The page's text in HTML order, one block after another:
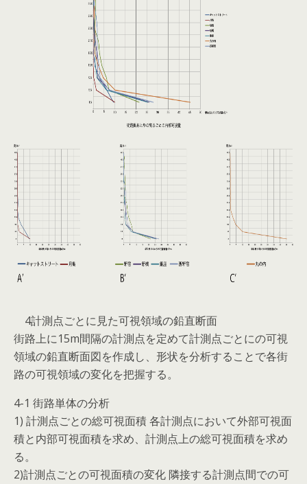
4計測点ごとに見た可視領域の鉛直断面
街路上に15m間隔の計測点を定めて計測点ごとにの可視
領域の鉛直断面図を作成し、形状を分析することで各街
路の可視領域の変化を把握する。
4-1 街路単体の分析
1) 計測点ごとの総可視面積 各計測点において外部可視面
積と内部可視面積を求め、計測点上の総可視面積を求め
る。
2)計測点ごとの可視面積の変化 隣接する計測点間での可